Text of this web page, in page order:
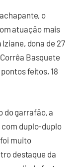
o
atuação mais
dona de 27
Basquete
feitos, 18
do garrafão, a
com duplo-duplo
muito
destaque da